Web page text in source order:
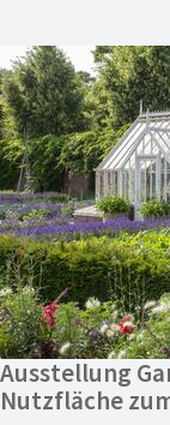
Ausstellung
Nutzfläche